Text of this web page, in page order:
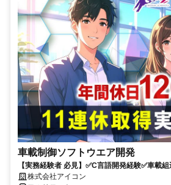
車載制御ソフトウエア開発
【実務経験者 必見】✅C言語開発経験✅車載
年間休日126日+有給✅週2程度リモート可✅9
株式会社アイコン